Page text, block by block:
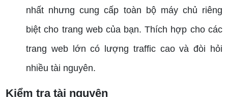
nhất nhưng cung cấp toàn bộ máy chủ riêng
biệt cho trang web của bạn. Thích hợp cho các
trang web lớn có lượng traffic cao và đòi hỏi
nhiều tài nguyên.
Kiểm tra tài nguyên